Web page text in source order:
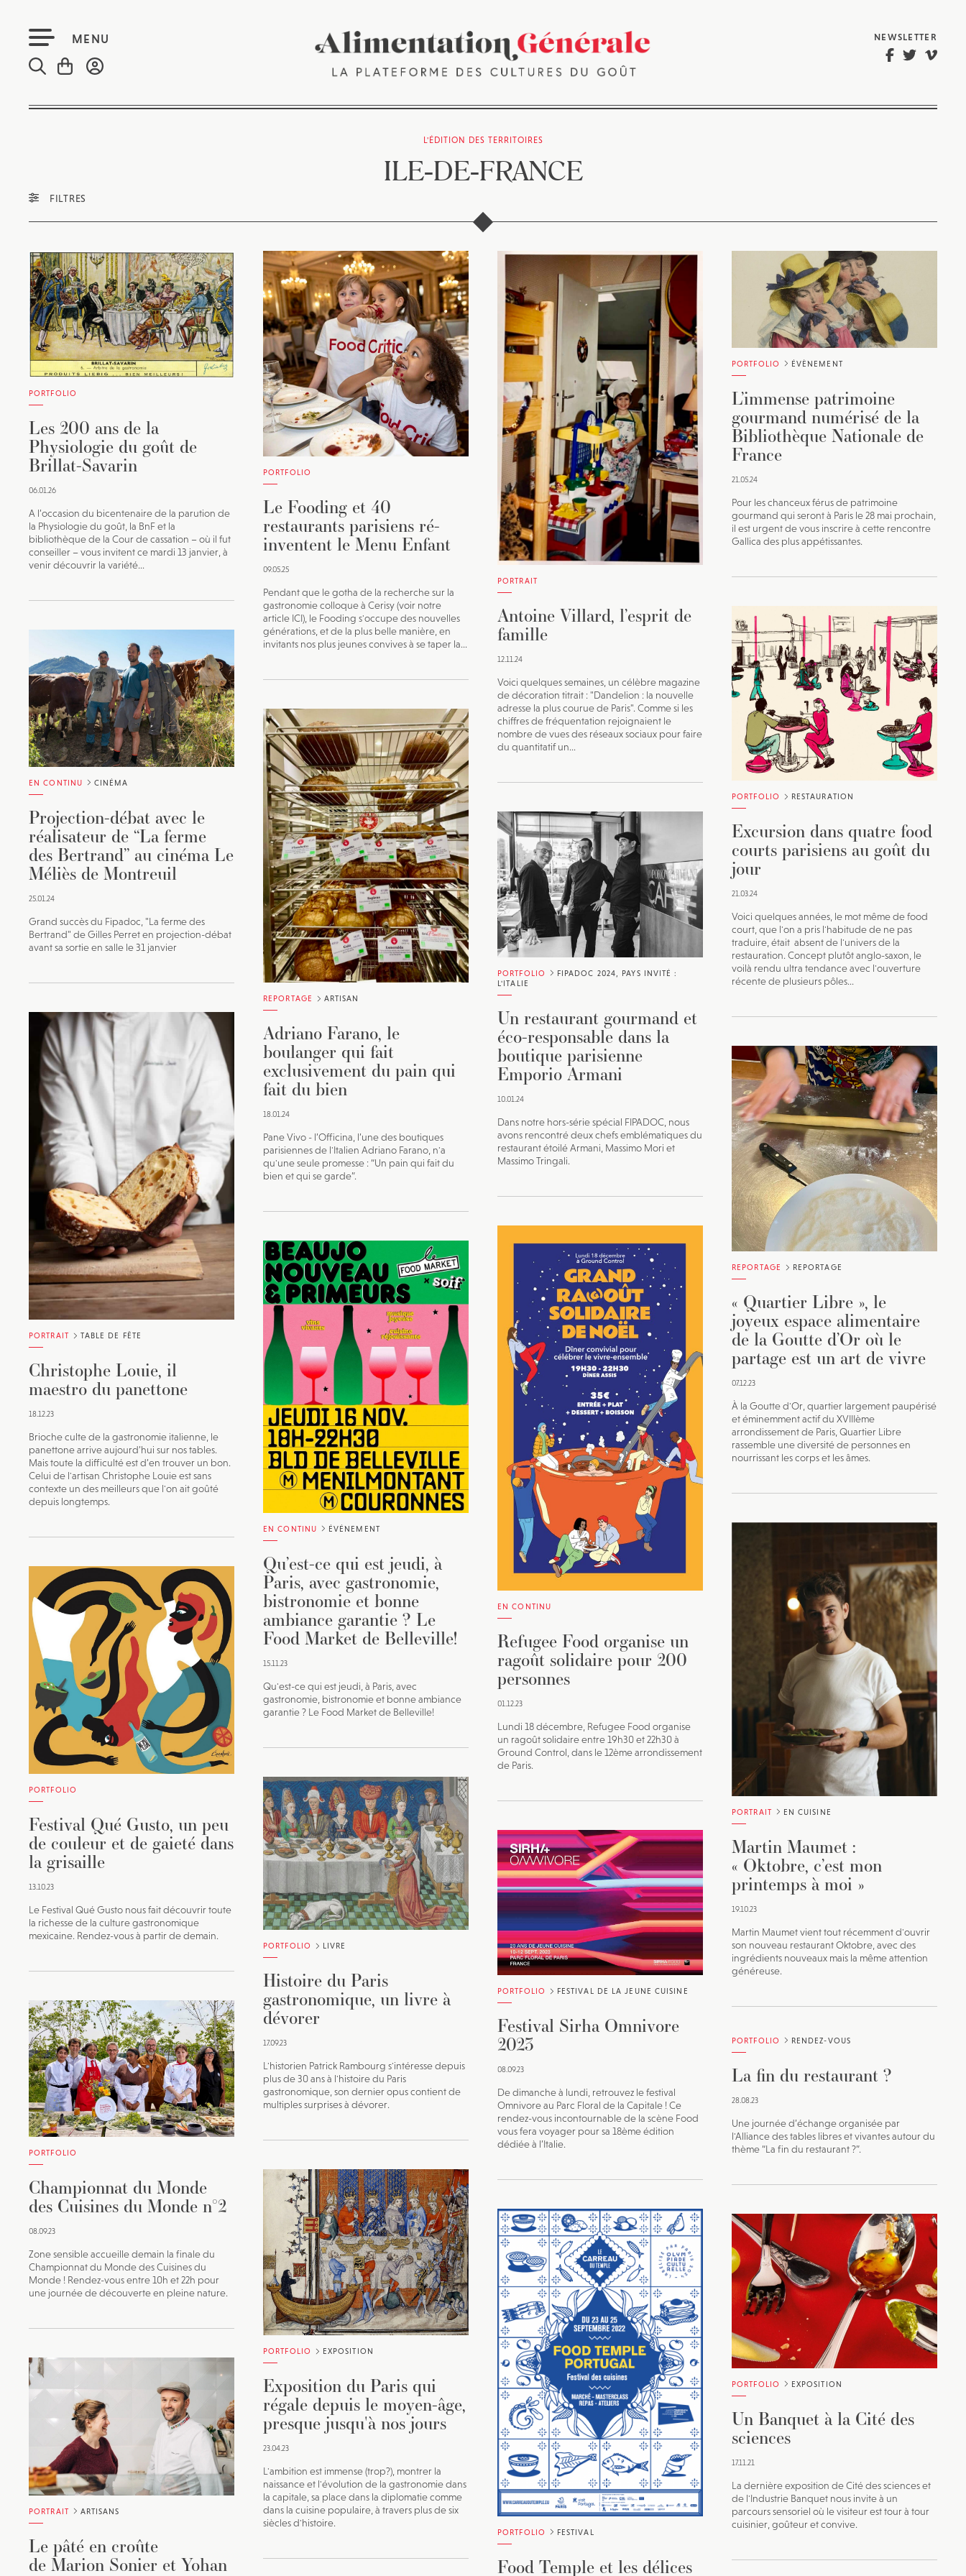
MENU NEWSLETTER
L'ÉDITION DES TERRITOIRES
ILE-DE-FRANCE
FILTRES
PORTFOLIO
Les 200 ans de la
Physiologie du goût de
Brillat-Savarin
06.01.26
A l’occasion du bicentenaire de la parution de
la Physiologie du goût, la BnF et la
bibliothèque de la Cour de cassation – où il fut
conseiller – vous invitent ce mardi 13 janvier, à
venir découvrir la variété...
PORTFOLIO
Le Fooding et 40
restaurants parisiens ré-
inventent le Menu Enfant
09.05.25
Pendant que le gotha de la recherche sur la
gastronomie colloque à Cerisy (voir notre
article ICI), le Fooding s'occupe des nouvelles
générations, et de la plus belle manière, en
invitants nos plus jeunes convives à se taper la...
PORTRAIT
Antoine Villard, l’esprit de
famille
12.11.24
Voici quelques semaines, un célèbre magazine
de décoration titrait : "Dandelion : la nouvelle
adresse la plus courue de Paris". Comme si les
chiffres de fréquentation rejoignaient le
nombre de vues des réseaux sociaux pour faire
du quantitatif un...
PORTFOLIO ÉVÈNEMENT
L’immense patrimoine
gourmand numérisé de la
Bibliothèque Nationale de
France
21.05.24
Pour les chanceux férus de patrimoine
gourmand qui seront à Paris le 28 mai prochain,
il est urgent de vous inscrire à cette rencontre
Gallica des plus appétissantes.
PORTFOLIO RESTAURATION
Excursion dans quatre food
courts parisiens au goût du
jour
21.03.24
Voici quelques années, le mot même de food
court, que l'on a pris l'habitude de ne pas
traduire, était absent de l'univers de la
restauration. Concept plutôt anglo-saxon, le
voilà rendu ultra tendance avec l'ouverture
récente de plusieurs pôles...
EN CONTINU CINÉMA
Projection-débat avec le
réalisateur de “La ferme
des Bertrand” au cinéma Le
Méliès de Montreuil
25.01.24
Grand succès du Fipadoc, "La ferme des
Bertrand" de Gilles Perret en projection-débat
avant sa sortie en salle le 31 janvier
REPORTAGE ARTISAN
Adriano Farano, le
boulanger qui fait
exclusivement du pain qui
fait du bien
18.01.24
Pane Vivo - l’Officina, l’une des boutiques
parisiennes de l'Italien Adriano Farano, n'a
qu'une seule promesse : “Un pain qui fait du
bien et qui se garde”.
PORTFOLIO
FIPADOC 2024, PAYS INVITÉ :
L'ITALIE
Un restaurant gourmand et
éco-responsable dans la
boutique parisienne
Emporio Armani
10.01.24
Dans notre hors-série spécial FIPADOC, nous
avons rencontré deux chefs emblématiques du
restaurant étoilé Armani, Massimo Mori et
Massimo Tringali.
PORTRAIT TABLE DE FÊTE
Christophe Louie, il
maestro du panettone
18.12.23
Brioche culte de la gastronomie italienne, le
panettone arrive aujourd’hui sur nos tables.
Mais toute la difficulté est d’en trouver un bon.
Celui de l'artisan Christophe Louie est sans
contexte un des meilleurs que l'on ait goûté
depuis longtemps.
REPORTAGE REPORTAGE
« Quartier Libre », le
joyeux espace alimentaire
de la Goutte d’Or où le
partage est un art de vivre
07.12.23
À la Goutte d'Or, quartier largement paupérisé
et éminemment actif du XVIIIème
arrondissement de Paris, Quartier Libre
rassemble une diversité de personnes en
nourrissant les corps et les âmes.
EN CONTINU
Refugee Food organise un
ragoût solidaire pour 200
personnes
01.12.23
Lundi 18 décembre, Refugee Food organise
un ragoût solidaire entre 19h30 et 22h30 à
Ground Control, dans le 12ème arrondissement
de Paris.
EN CONTINU ÉVÉNEMENT
Qu’est-ce qui est jeudi, à
Paris, avec gastronomie,
bistronomie et bonne
ambiance garantie ? Le
Food Market de Belleville!
15.11.23
Qu'est-ce qui est jeudi, à Paris, avec
gastronomie, bistronomie et bonne ambiance
garantie ? Le Food Market de Belleville!
PORTRAIT EN CUISINE
Martin Maumet :
« Oktobre, c’est mon
printemps à moi »
19.10.23
Martin Maumet vient tout récemment d'ouvrir
son nouveau restaurant Oktobre, avec des
ingrédients nouveaux mais la même attention
généreuse.
PORTFOLIO
Festival Qué Gusto, un peu
de couleur et de gaieté dans
la grisaille
13.10.23
Le Festival Qué Gusto nous fait découvrir toute
la richesse de la culture gastronomique
mexicaine. Rendez-vous à partir de demain.
PORTFOLIO LIVRE
Histoire du Paris
gastronomique, un livre à
dévorer
17.09.23
L'historien Patrick Rambourg s'intéresse depuis
plus de 30 ans à l'histoire du Paris
gastronomique, son dernier opus contient de
multiples surprises à dévorer.
PORTFOLIO FESTIVAL DE LA JEUNE CUISINE
Festival Sirha Omnivore
2023
08.09.23
De dimanche à lundi, retrouvez le festival
Omnivore au Parc Floral de la Capitale ! Ce
rendez-vous incontournable de la scène Food
vous fera voyager pour sa 18ème édition
dédiée à l’Italie.
PORTFOLIO
Championnat du Monde
des Cuisines du Monde n°2
08.09.23
Zone sensible accueille demain la finale du
Championnat du Monde des Cuisines du
Monde ! Rendez-vous entre 10h et 22h pour
une journée de découverte en pleine nature.
PORTFOLIO RENDEZ-VOUS
La fin du restaurant ?
28.08.23
Une journée d’échange organisée par
l'Alliance des tables libres et vivantes autour du
thème “La fin du restaurant ?”.
PORTFOLIO EXPOSITION
Exposition du Paris qui
régale depuis le moyen-âge,
presque jusqu'à nos jours
23.04.23
L'ambition est immense (trop?), montrer la
naissance et l'évolution de la gastronomie dans
la capitale, sa place dans la diplomatie comme
dans la cuisine populaire, à travers plus de six
siècles d'histoire.
PORTFOLIO FESTIVAL
Food Temple et les délices
PORTFOLIO EXPOSITION
Un Banquet à la Cité des
sciences
17.11.21
La dernière exposition de Cité des sciences et
de l'Industrie Banquet nous invite à un
parcours sensoriel où le visiteur est tour à tour
cuisinier, goûteur et convive.
PORTRAIT ARTISANS
Le pâté en croûte
de Marion Sonier et Yohan
JE M'INSCRIS À LA NEWSLETTER
Pour recevoir toutes les deux semaines notre lettre d’info avec une
sélection d’articles …